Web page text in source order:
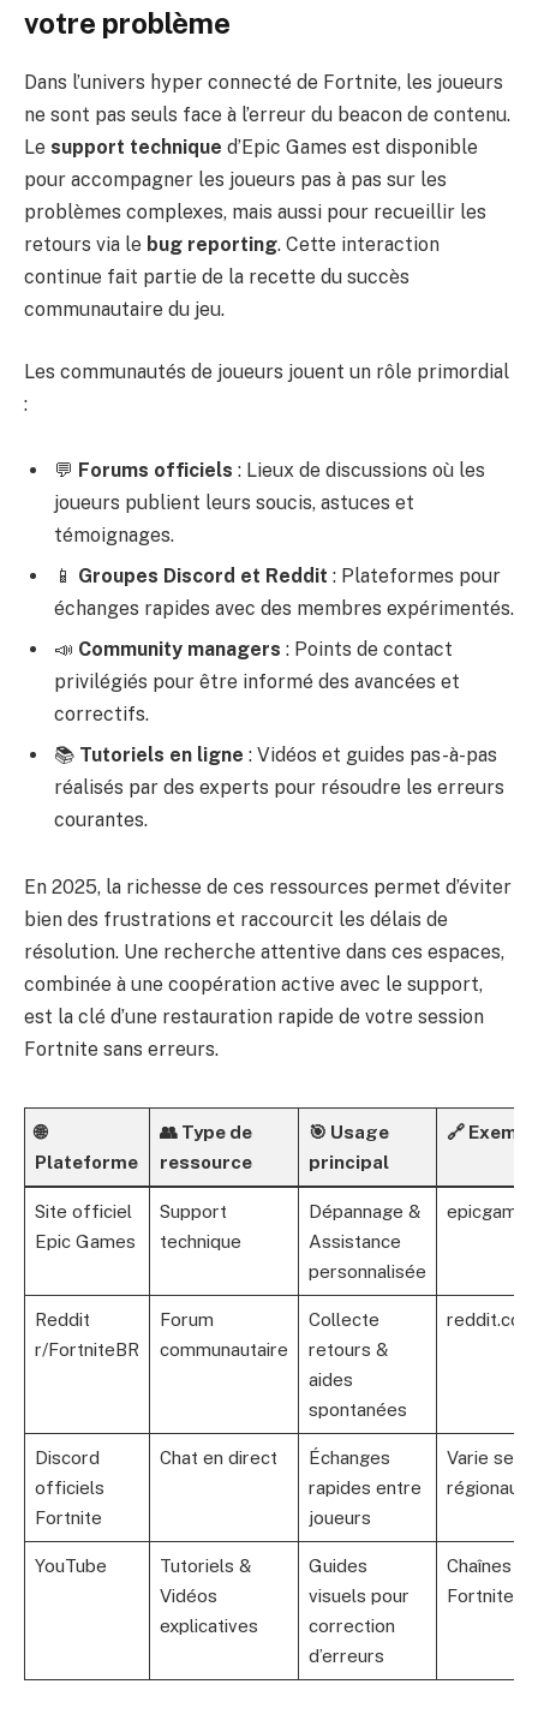
votre problème
Dans l’univers hyper connecté de Fortnite, les joueurs
ne sont pas seuls face à l’erreur du beacon de contenu.
Le support technique d’Epic Games est disponible
pour accompagner les joueurs pas à pas sur les
problèmes complexes, mais aussi pour recueillir les
retours via le bug reporting. Cette interaction
continue fait partie de la recette du succès
communautaire du jeu.
Les communautés de joueurs jouent un rôle primordial
:
💬 Forums officiels : Lieux de discussions où les
joueurs publient leurs soucis, astuces et
témoignages.
📱 Groupes Discord et Reddit : Plateformes pour
échanges rapides avec des membres expérimentés.
📣 Community managers : Points de contact
privilégiés pour être informé des avancées et
correctifs.
📚 Tutoriels en ligne : Vidéos et guides pas-à-pas
réalisés par des experts pour résoudre les erreurs
courantes.
En 2025, la richesse de ces ressources permet d’éviter
bien des frustrations et raccourcit les délais de
résolution. Une recherche attentive dans ces espaces,
combinée à une coopération active avec le support,
est la clé d’une restauration rapide de votre session
Fortnite sans erreurs.
🌐
Plateforme
👥 Type de
ressource
🎯 Usage
principal
🔗
Site officiel
Epic Games
Support
technique
Dépannage &
Assistance
personnalisée
Reddit
r/FortniteBR
Forum
communautaire
Collecte
retours &
aides
spontanées
Discord
officiels
Fortnite
Chat en direct
Échanges
rapides entre
joueurs
Varie
régionaux
YouTube
Tutoriels &
Vidéos
explicatives
Guides
visuels pour
correction
d’erreurs
Chaînes
Fortnite